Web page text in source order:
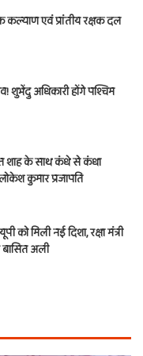
कल्याण एवं प्रांतीय रक्षक दल
शुभेंदु अधिकारी होंगे पश्चिम
शाह के साथ कंधे से कंधा
कुमार प्रजापति
को मिली नई दिशा, रक्षा मंत्री
अली